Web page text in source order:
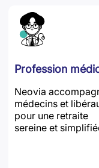
Profession
Neovia
médecins et
pour une retraite
sereine et